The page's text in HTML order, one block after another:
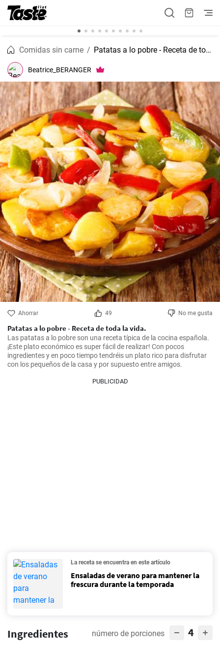
Comidas sin carne Patatas a lo pobre - Receta de toda la vida.
Beatrice_BERANGER
Ahorrar 49 No me gusta
Patatas a lo pobre - Receta de toda la vida.
Las patatas a lo pobre son una receta típica de la cocina española.
¡Este plato económico es super fácil de realizar! Con pocos
ingredientes y en poco tiempo tendréis un plato rico para disfrutar
con los pequeños de la casa y por supuesto entre amigos.
PUBLICIDAD
La receta se encuentra en este artículo
Ensaladas de verano para mantener la
frescura durante la temporada
Ingredientes número de porciones 4